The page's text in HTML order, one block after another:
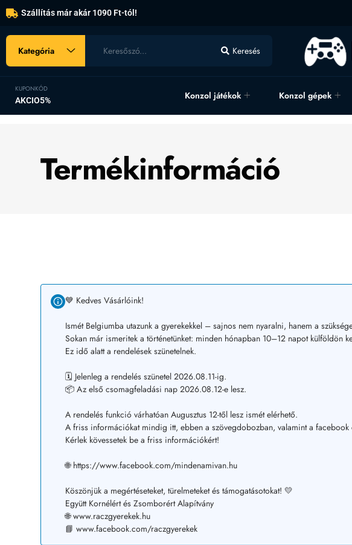
Szállítás már akár 1090 Ft-tól!
Kategória Keresés
KUPONKÓD
AKCIO5% Konzol játékok Konzol gépek
Termékinformáció
💙 Kedves Vásárlóink!
Ismét Belgiumba utazunk a gyerekekkel – sajnos nem nyaralni, hanem a
Sokan már ismeritek a történetünket: minden hónapban 10–12 napot külföldön
Ez idő alatt a rendelések szünetelnek.
🗓️ Jelenleg a rendelés szünetel 2026.08.11-ig.
📦 Az első csomagfeladási nap 2026.08.12-e lesz.
A rendelés funkció várhatóan Augusztus 12-től lesz ismét elérhető.
A friss információkat mindig itt, ebben a szövegdobozban, valamint a facebook
Kérlek kövessetek be a friss információkért!
🌐 https://www.facebook.com/mindenamivan.hu
Köszönjük a megértéseteket, türelmeteket és támogatásotokat! 💛
Együtt Kornélért és Zsomborért Alapítvány
🌐 www.raczgyerekek.hu
📘 www.facebook.com/raczgyerekek